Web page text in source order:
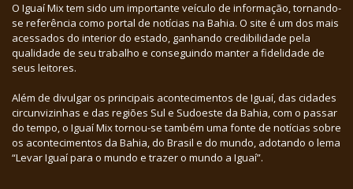
O Iguaí Mix tem sido um importante veículo de informação, tornando-
se referência como portal de notícias na Bahia. O site é um dos mais
acessados do interior do estado, ganhando credibilidade pela
qualidade de seu trabalho e conseguindo manter a fidelidade de
seus leitores.
Além de divulgar os principais acontecimentos de Iguaí, das cidades
circunvizinhas e das regiões Sul e Sudoeste da Bahia, com o passar
do tempo, o Iguaí Mix tornou-se também uma fonte de notícias sobre
os acontecimentos da Bahia, do Brasil e do mundo, adotando o lema
“Levar Iguaí para o mundo e trazer o mundo a Iguaí”.